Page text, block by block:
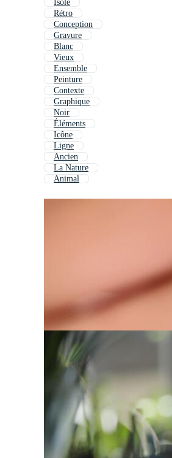
Isolé
Rétro
Conception
Gravure
Blanc
Vieux
Ensemble
Peinture
Contexte
Graphique
Noir
Éléments
Icône
Ligne
Ancien
La Nature
Animal